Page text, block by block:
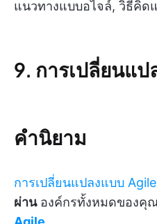
แนวทางแบบอไจล์, วิธีคิด
9. การเปลี่ยนแ
คำนิยาม
การเปลี่ยนแปลงแบบ Agile
ผ่านองค์กรทั้งหมดของคุ